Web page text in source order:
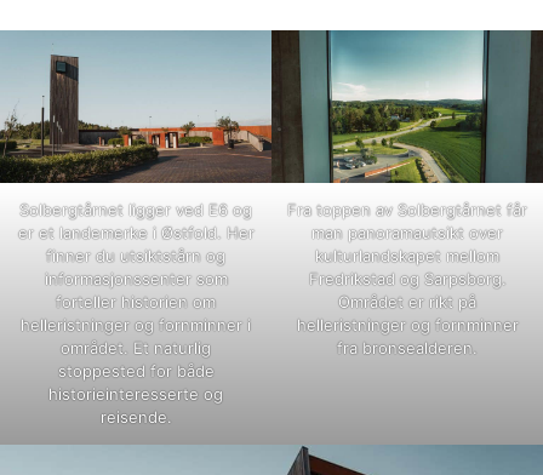
Solbergtårnet ligger ved E6 og
er et landemerke i Østfold. Her
finner du utsiktstårn og
informasjonssenter som
forteller historien om
helleristninger og fornminner i
området. Et naturlig
stoppested for både
historieinteresserte og
reisende.
Fra toppen av Solbergtårnet får
man panoramautsikt over
kulturlandskapet mellom
Fredrikstad og Sarpsborg.
Området er rikt på
helleristninger og fornminner
fra bronsealderen.